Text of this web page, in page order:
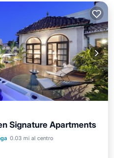
Signature Apartments
0.03 mi al centro